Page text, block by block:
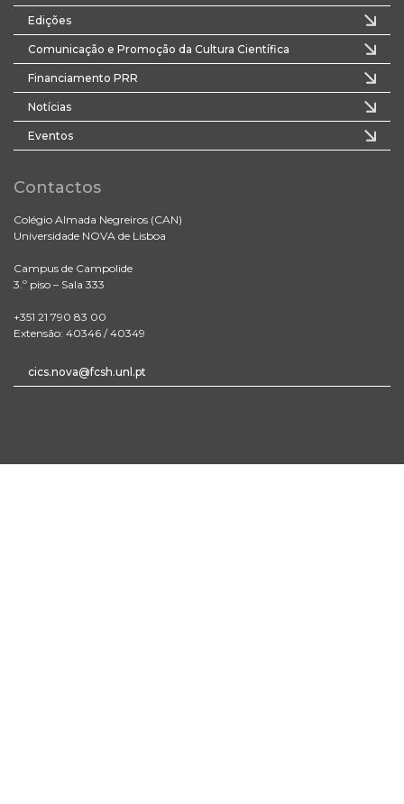
Edições
Comunicação e Promoção da Cultura Científica
Financiamento PRR
Notícias
Eventos
Contactos
Colégio Almada Negreiros (CAN)
Universidade NOVA de Lisboa
Campus de Campolide
3.º piso – Sala 333
+351 21 790 83 00
Extensão: 40346 / 40349
cics.nova@fcsh.unl.pt